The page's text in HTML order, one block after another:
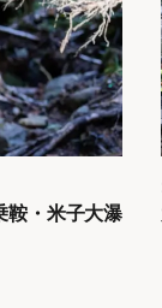
・米子大瀑